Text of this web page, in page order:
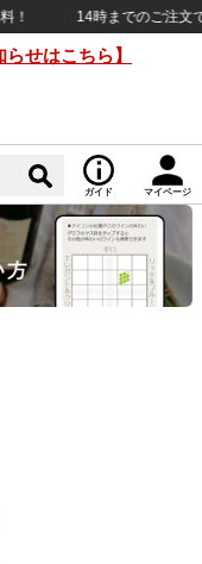
14時までのご注文で
せはこちら】
ガイド マイページ